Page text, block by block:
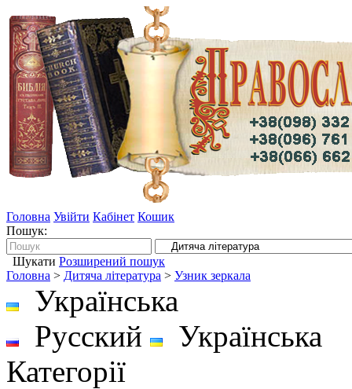
Головна Увійти Кабінет Кошик
Пошук:
Шукати Розширений пошук
Головна > Дитяча література > Узник зеркала
Українська
Русский
Українська
Категорії